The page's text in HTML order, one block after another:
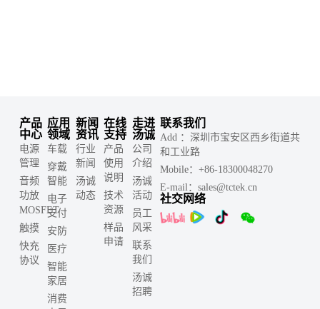
产品
中心
电源
管理
音频
功放
MOSFET
触摸
快充
协议
应用
领域
车载
穿戴
智能
电子
支付
安防
医疗
智能
家居
消费
新闻
资讯
行业
新闻
汤诚
动态
在线
支持
产品
使用
说明
技术
资源
样品
申请
走进
汤诚
公司
介绍
汤诚
活动
员工
风采
联系
我们
汤诚
招聘
联系我们
Add ：深圳市宝安区西乡街道共
和工业路
Mobile：+86-18300048270
E-mail：sales@tctek.cn
社交网络